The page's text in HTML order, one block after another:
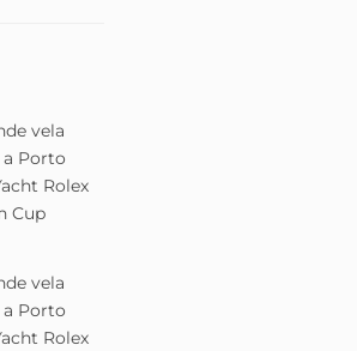
vela
Porto
Rolex
Cup
vela
Porto
Rolex